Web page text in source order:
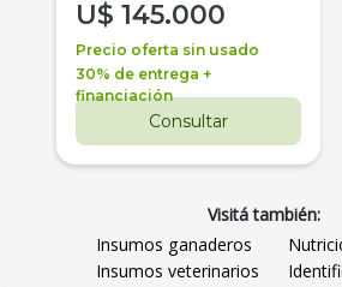
U$ 145.000
Precio oferta sin usado
30% de entrega +
financiación
Consultar
Visitá también:
Insumos ganaderos
Insumos veterinarios